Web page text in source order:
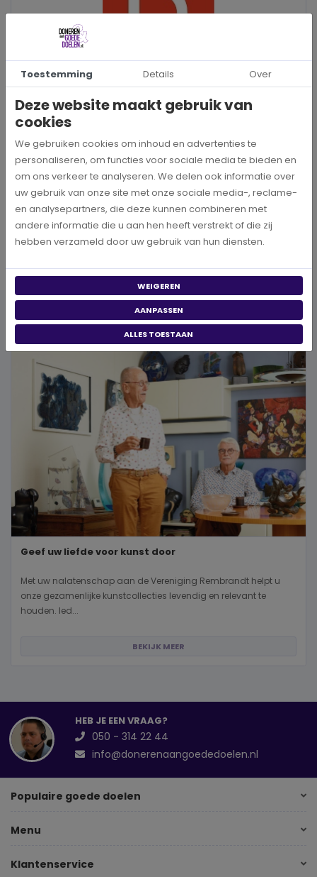
INFORMATIE
Denneweg 124
2514 CL DEN HAAG
Publicaties
Geef uw liefde voor kunst door
Met uw nalatenschap aan de Vereniging Rembrandt helpt u
onze gezamenlijke kunstcollecties levendig en relevant te
houden. Ied...
BEKIJK MEER
HEB JE EEN VRAAG?
050 - 314 22 44
info@donerenaangoededoelen.nl
Populaire goede doelen
Menu
Klantenservice
Toestemming Details Over
Deze website maakt gebruik van
cookies
We gebruiken cookies om inhoud en advertenties te
personaliseren, om functies voor sociale media te bieden en
om ons verkeer te analyseren. We delen ook informatie over
uw gebruik van onze site met onze sociale media-, reclame-
en analysepartners, die deze kunnen combineren met
andere informatie die u aan hen heeft verstrekt of die zij
hebben verzameld door uw gebruik van hun diensten.
WEIGEREN
AANPASSEN
ALLES TOESTAAN